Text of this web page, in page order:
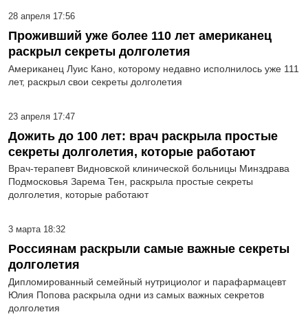
28 апреля 17:56
Проживший уже более 110 лет американец
раскрыл секреты долголетия
Американец Луис Кано, которому недавно исполнилось уже 111
лет, раскрыл свои секреты долголетия
23 апреля 17:47
Дожить до 100 лет: врач раскрыла простые
секреты долголетия, которые работают
Врач-терапевт Видновской клинической больницы Минздрава
Подмосковья Зарема Тен, раскрыла простые секреты
долголетия, которые работают
3 марта 18:32
Россиянам раскрыли самые важные секреты
долголетия
Дипломированный семейный нутрициолог и парафармацевт
Юлия Попова раскрыла одни из самых важных секретов
долголетия